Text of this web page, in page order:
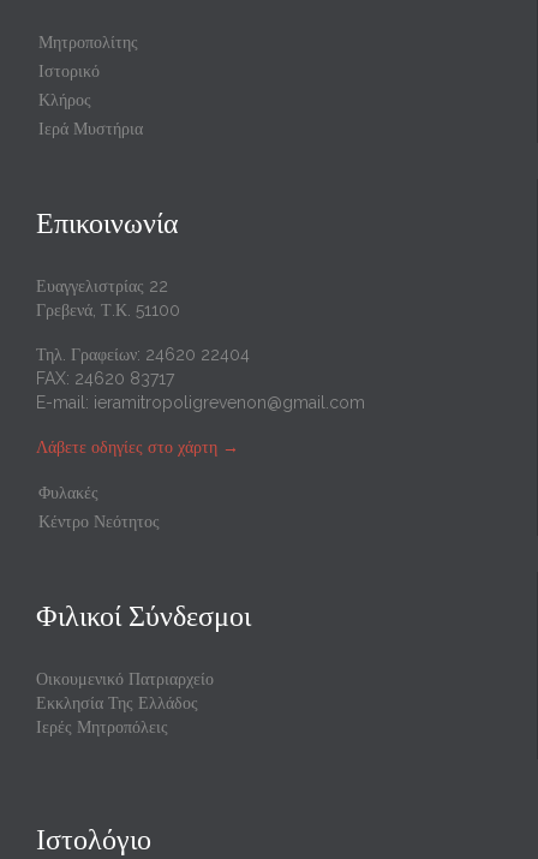
Μητροπολίτης
Ιστορικό
Κλήρος
Ιερά Μυστήρια
Επικοινωνία
Ευαγγελιστρίας 22
Γρεβενά, Τ.Κ. 51100
Τηλ. Γραφείων: 24620 22404
FAX: 24620 83717
E-mail: ieramitropoligrevenon@gmail.com
Λάβετε οδηγίες στο χάρτη →
Φυλακές
Κέντρο Νεότητος
Φιλικοί Σύνδεσμοι
Οικουμενικό Πατριαρχείο
Εκκλησία Της Ελλάδος
Ιερές Μητροπόλεις
Ιστολόγιο